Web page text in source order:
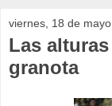
viernes, 18 de
Las
granota